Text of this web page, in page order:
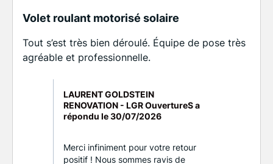
Volet roulant motorisé solaire
Tout s’est très bien déroulé. Équipe de pose très
agréable et professionnelle.
LAURENT GOLDSTEIN
RENOVATION - LGR OuvertureS a
répondu le30/07/2026
Merci infiniment pour votre retour
positif ! Nous sommes ravis de